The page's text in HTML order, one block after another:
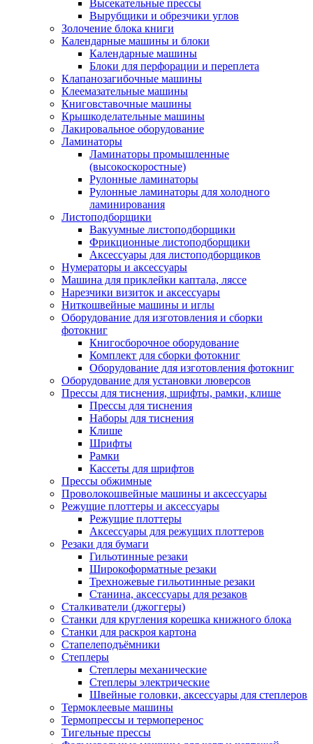
Высекательные прессы
Вырубщики и обрезчики углов
Золочение блока книги
Календарные машины и блоки
Календарные машины
Блоки для перфорации и переплета
Клапанозагибочные машины
Клеемазательные машины
Книговставочные машины
Крышкоделательные машины
Лакировальное оборудование
Ламинаторы
Ламинаторы промышленные
(высокоскоростные)
Рулонные ламинаторы
Рулонные ламинаторы для холодного
ламинирования
Листоподборщики
Вакуумные листоподборщики
Фрикционные листоподборщики
Аксессуары для листоподборщиков
Нумераторы и аксессуары
Машина для приклейки каптала, ляссе
Нарезчики визиток и аксессуары
Ниткошвейные машины и иглы
Оборудование для изготовления и сборки
фотокниг
Книгосборочное оборудование
Комплект для сборки фотокниг
Оборудование для изготовления фотокниг
Оборудование для установки люверсов
Прессы для тиснения, шрифты, рамки, клише
Прессы для тиснения
Наборы для тиснения
Клише
Шрифты
Рамки
Кассеты для шрифтов
Прессы обжимные
Проволокошвейные машины и аксессуары
Режущие плоттеры и аксессуары
Режущие плоттеры
Аксессуары для режущих плоттеров
Резаки для бумаги
Гильотинные резаки
Широкоформатные резаки
Трехножевые гильотинные резаки
Станина, аксессуары для резаков
Сталкиватели (джоггеры)
Станки для кругления корешка книжного блока
Станки для раскроя картона
Стапелеподъёмники
Степлеры
Степлеры механические
Степлеры электрические
Швейные головки, аксессуары для степлеров
Термоклеевые машины
Термопрессы и термоперенос
Тигельные прессы